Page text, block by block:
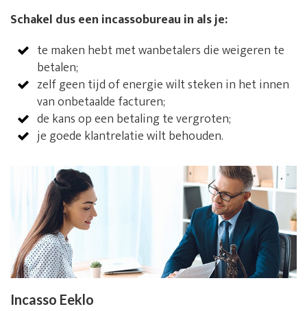
Schakel dus een incassobureau in als je:
te maken hebt met wanbetalers die weigeren te
betalen;
zelf geen tijd of energie wilt steken in het innen
van onbetaalde facturen;
de kans op een betaling te vergroten;
je goede klantrelatie wilt behouden.
Incasso Eeklo